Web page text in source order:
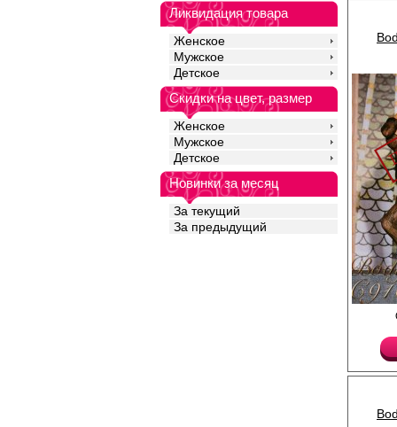
Ликвидация товара
Женское
Мужское
Детское
Скидки на цвет, размер
Женское
Мужское
Детское
Новинки за месяц
За текущий
За предыдущий
Боди из сетки с